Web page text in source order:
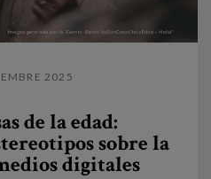
2025
de la edad:
sobre la
digitales